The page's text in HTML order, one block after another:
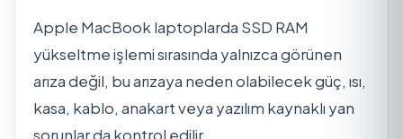
Apple MacBook laptoplarda SSD RAM
yükseltme işlemi sırasında yalnızca görünen
arıza değil, bu arızaya neden olabilecek güç, ısı,
kasa, kablo, anakart veya yazılım kaynaklı yan
sorunlar da kontrol edilir.